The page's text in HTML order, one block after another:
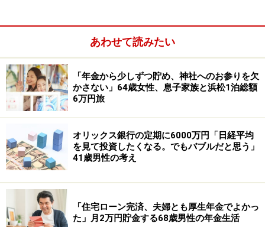
とはいえ、ひと月当たりの現在の収入「年金20万円」の
うち、平均すると「月2万円」ほどは貯蓄に回している
とのこと。
年金生活になってからは「正直なところ大きく貯金を増
やすことはできていません。その理由は、年金収入が限
るためです。特に年齢を重ねるにつれて通院の回数が増
え、予想していたより支出がかさむ」と話します。
あわせて読みたい
「年金から少しずつ貯め、神社へのお参りを欠
かさない」64歳女性、息子家族と浜松1泊総額
6万円旅
オリックス銀行の定期に6000万円「日経平均
を見て投資したくなる。でもバブルだと思う」
41歳男性の考え
「住宅ローン完済、夫婦とも厚生年金でよかっ
た」月2万円貯金する68歳男性の年金生活